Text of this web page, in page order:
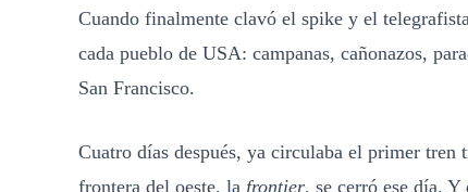
Cuando finalmente clavó el spike y el
cada pueblo de USA: campanas, cañonazos,
San Francisco.
Cuatro días después, ya circulaba el primer tren
frontera del oeste, la frontier, se cerró ese día.